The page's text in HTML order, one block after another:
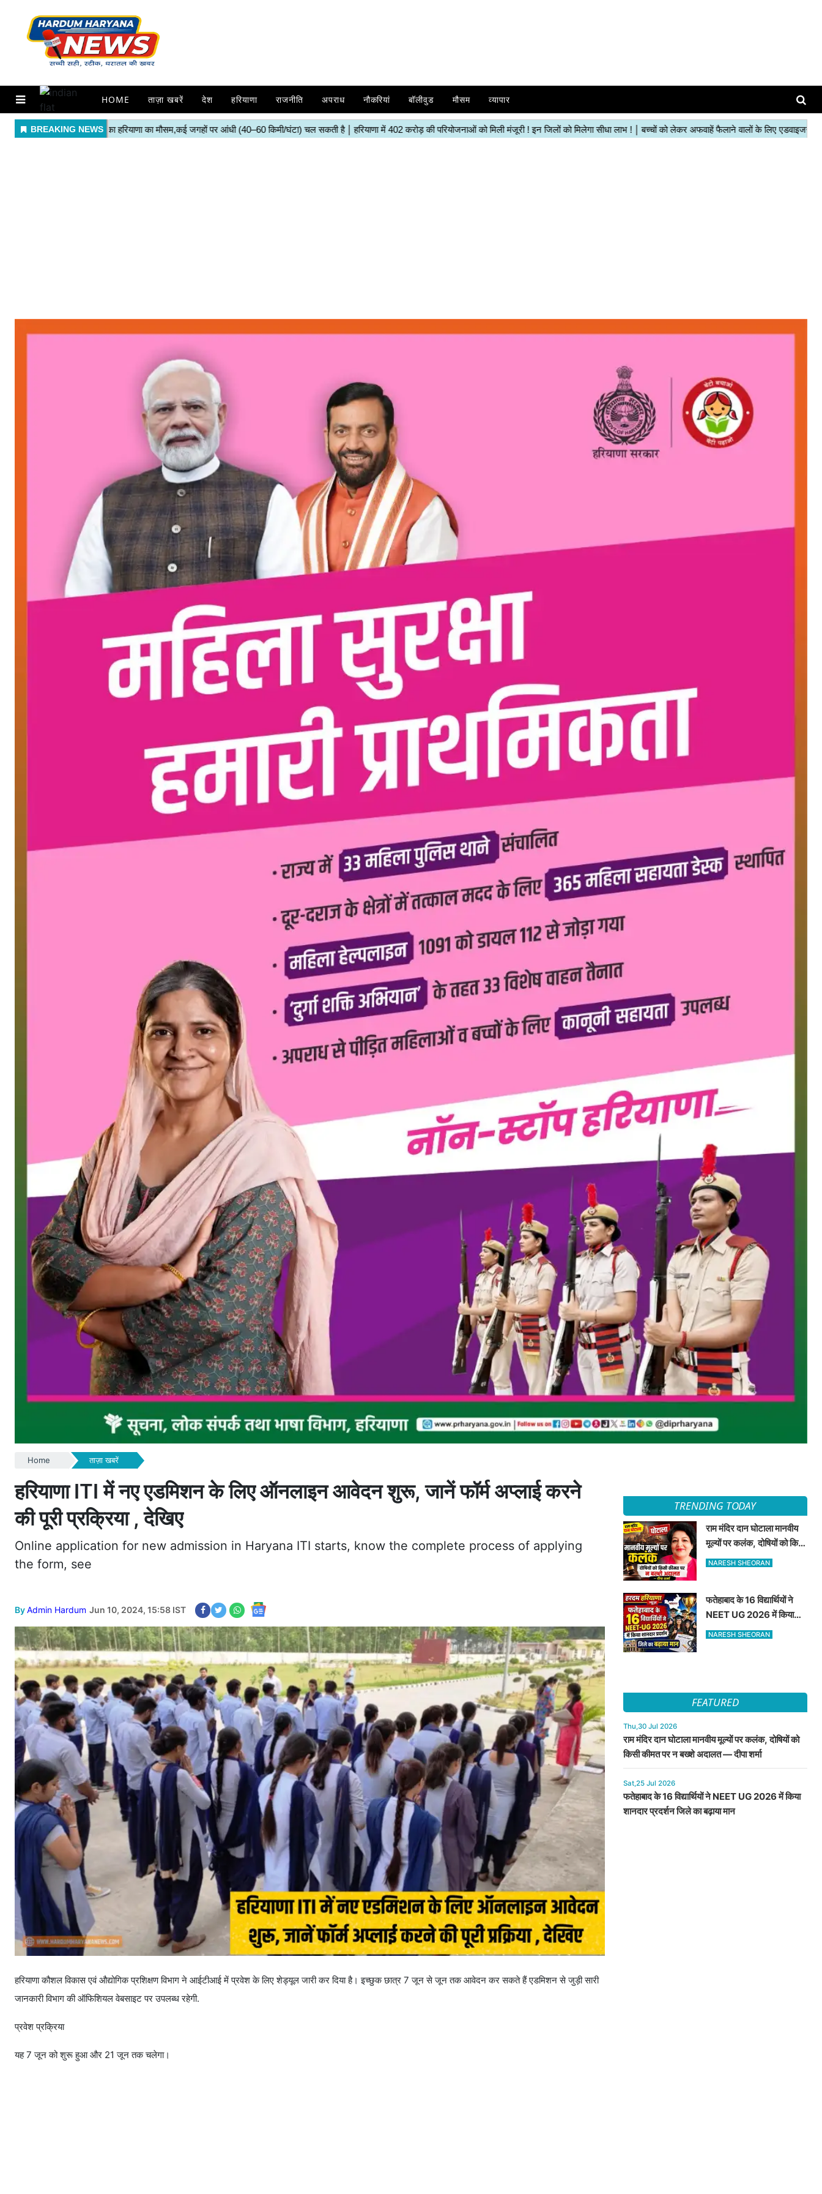
HOME ताज़ा खबरें देश हरियाणा राजनीति अपराध नौकरियां बॉलीवुड मौसम व्यापार
Home ताज़ा खबरें
हरियाणा ITI में नए एडमिशन के लिए ऑनलाइन आवेदन शुरू, जानें फॉर्म अप्लाई करने
की पूरी प्रक्रिया , देखिए
Online application for new admission in Haryana ITI starts, know the complete process of applying
the form, see
ByAdmin Hardum Jun 10, 2024, 15:58 IST
हरियाणा कौशल विकास एवं औद्योगिक प्रशिक्षण विभाग ने आईटीआई में प्रवेश के लिए शेड्यूल जारी कर दिया है। इच्छुक छात्र 7 जून से जून तक आवेदन कर सकते हैं एडमिशन से जुड़ी सारी
जानकारी विभाग की ऑफिशियल वेबसाइट पर उपलब्ध रहेगी.
प्रवेश प्रक्रिया
यह 7 जून को शुरू हुआ और 21 जून तक चलेगा।
TRENDING TODAY
राम मंदिर दान घोटाला मानवीय
मूल्यों पर कलंक, दोषियों को किसी
कीमत पर न बख्शे अदालत —
NARESH SHEORAN
फतेहाबाद के 16 विद्यार्थियों ने
NEET UG 2026 में किया
शानदार प्रदर्शन जिले का बढ़ाया
NARESH SHEORAN
FEATURED
Thu,30 Jul 2026
राम मंदिर दान घोटाला मानवीय मूल्यों पर कलंक, दोषियों को
किसी कीमत पर न बख्शे अदालत — दीपा शर्मा
Sat,25 Jul 2026
फतेहाबाद के 16 विद्यार्थियों ने NEET UG 2026 में किया
शानदार प्रदर्शन जिले का बढ़ाया मान